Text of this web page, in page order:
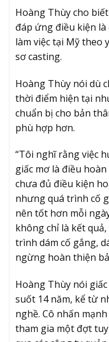
Hoàng Thùy cho
đáp ứng điều kiện
làm việc tại Mỹ theo
sơ casting.
Hoàng Thùy nói dù
thời điểm hiện tại
chuẩn bị cho bản
phù hợp hơn.
“Tôi nghĩ rằng việc
giấc mơ là điều
chưa đủ điều kiện
nhưng quá trình cố
nên tốt hơn mỗi
không chỉ là kết
trình dám cố gắng,
ngừng hoàn thiện
Hoàng Thùy nói giấc
suốt 14 năm, kể từ
nghề. Cô nhấn
tham gia một đợt